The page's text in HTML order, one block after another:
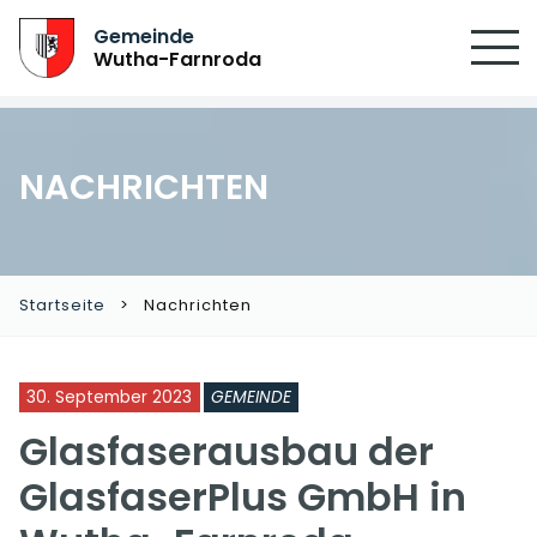
Gemeinde
Wutha-Farnroda
NACHRICHTEN
Startseite Nachrichten
30. September 2023 GEMEINDE
Glasfaserausbau der
GlasfaserPlus GmbH in